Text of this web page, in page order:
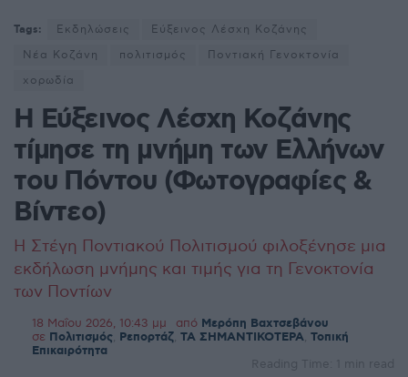
Tags: Εκδηλώσεις
Εύξεινος Λέσχη Κοζάνης
Νέα Κοζάνη
πολιτισμός
Ποντιακή Γενοκτονία
χορωδία
Η Εύξεινος Λέσχη Κοζάνης
τίμησε τη μνήμη των Ελλήνων
του Πόντου (Φωτογραφίες &
Βίντεο)
Η Στέγη Ποντιακού Πολιτισμού φιλοξένησε μια
εκδήλωση μνήμης και τιμής για τη Γενοκτονία
των Ποντίων
18 Μαΐου 2026, 10:43 μμ από Μερόπη Βαχτσεβάνου
σε Πολιτισμός Ρεπορτάζ ΤΑ ΣΗΜΑΝΤΙΚΟΤΕΡΑ Τοπική
Επικαιρότητα
Reading Time: 1 min read